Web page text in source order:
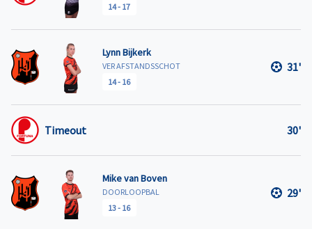
14- 17
Lynn Bijkerk
VER AFSTANDSSCHOT
14- 16
31'
Timeout 30'
Mike van Boven
DOORLOOPBAL
13- 16
29'